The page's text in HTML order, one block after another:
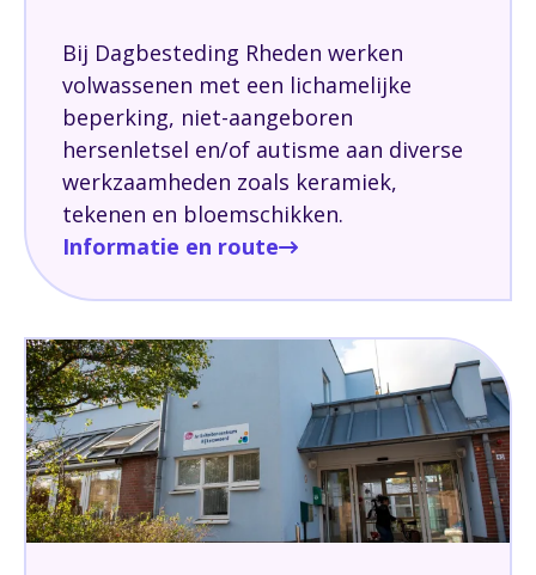
Bij Dagbesteding Rheden werken
volwassenen met een lichamelijke
beperking, niet-aangeboren
hersenletsel en/of autisme aan diverse
werkzaamheden zoals keramiek,
tekenen en bloemschikken.
Informatie en route